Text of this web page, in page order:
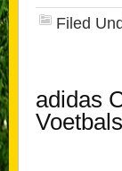
Filed
adidas